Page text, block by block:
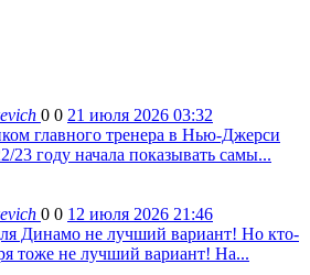
0 0 21 июля 2026 03:32
главного тренера в Нью-Джерси
23 году начала показывать самы...
0 0 12 июля 2026 21:46
Динамо не лучший вариант! Но кто-
тоже не лучший вариант! На...